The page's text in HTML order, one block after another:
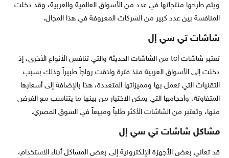
ويتم طرحها منتجاتها في عدد من الأسواق العالمية والعربية، وقد دخلت
المنافسة بين عدد كبير من الشركات المعروفة في هذا المجال.
شاشات تي سي إل
تعتبر شاشات tcl من الشاشات الحديثة والتي تنافس الأنواع الأخرى، إذ
دخلت إلى الأسواق العربية منذ فترة ولاقت رواجاً طبيراً وذلك بسبب
التقنيات التي تعمل بها ومميزاتها المتعددة، هذا بالإضافة إلى أسعارها
المتفاوتة، وأحجامها التي يمكن الاختيار من بينها ما يتناسب مع الغرض
منها، وتعتبر من الشاشات الأكثر طلباً ومبيعاً في السوق المصري.
مشاكل شاشات تي سي إل
قد تعاني بعض الأجهزة الإلكترونية إلى بعض المشاكل أثناء الاستخدام،